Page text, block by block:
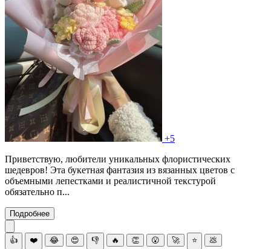
+5
Приветствую, любители уникальных флористических
шедевров! Эта букетная фантазия из вязанных цветов с
объемными лепестками и реалистичной текстурой
обязательно п...
Подробнее
👍 ❤️ 😂 😍 👎 🔥 👏 😮 🚀 ⭐ 💩